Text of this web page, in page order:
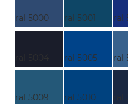
ral 5000 ral 5001 ral
ral 5005 ral
ral 5009 ral 5010